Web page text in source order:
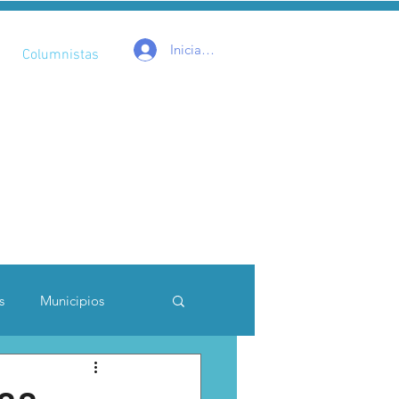
Columnistas Iniciar sesión
Municipios